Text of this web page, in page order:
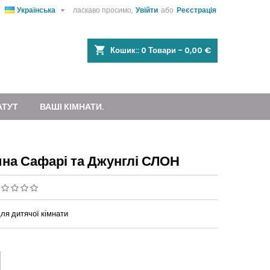
ласкаво просимо, Увійти або Реєстрація
Українська 
shopping_cart Кошик:: 0 Товари - 0,00 €
ВАШІ КІМНАТИ.
Сафарі та Джунглі СЛОН
дитячої кімнати